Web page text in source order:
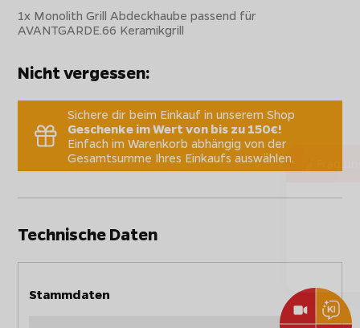
1x Monolith Grill Abdeckhaube passend für
AVANTGARDE.66 Keramikgrill
Nicht vergessen:
Sichere dir beim Einkauf in unserem Shop
Geschenke im Wert von bis zu 150€!
Einfach im Warenkorb abhängig von der
Gesamtsumme Ihres Einkaufs auswählen.
Technische Daten
Stammdaten